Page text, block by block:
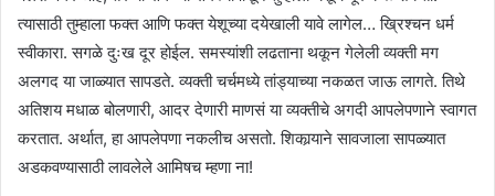
त्यासाठी तुम्हाला फक्त आणि फक्त येशूच्या दयेखाली यावे लागेल… ख्रिश्चन धर्म
स्वीकारा. सगळे दुःख दूर होईल. समस्यांशी लढताना थकून गेलेली व्यक्ती मग
अलगद या जाळ्यात सापडते. व्यक्ती चर्चमध्ये तांड्याच्या नकळत जाऊ लागते. तिथे
अतिशय मधाळ बोलणारी, आदर देणारी माणसं या व्यक्तीचे अगदी आपलेपणाने स्वागत
करतात. अर्थात, हा आपलेपणा नकलीच असतो. शिकार्‍याने सावजाला सापळ्यात
अडकवण्यासाठी लावलेले आमिषच म्हणा ना!